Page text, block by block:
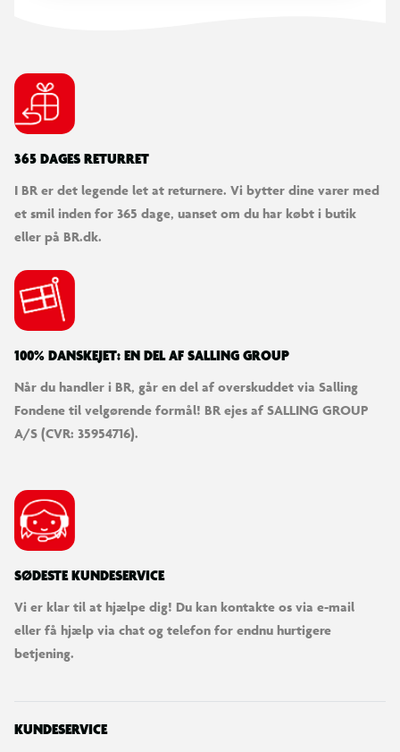
365 DAGES RETURRET
I BR er det legende let at returnere. Vi bytter dine varer med
et smil inden for 365 dage, uanset om du har købt i butik
eller på BR.dk.
100% DANSKEJET: EN DEL AF SALLING GROUP
Når du handler i BR, går en del af overskuddet via Salling
Fondene til velgørende formål! BR ejes af SALLING GROUP
A/S (CVR: 35954716).
SØDESTE KUNDESERVICE
Vi er klar til at hjælpe dig! Du kan kontakte os via e-mail
eller få hjælp via chat og telefon for endnu hurtigere
betjening.
KUNDESERVICE